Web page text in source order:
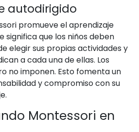
autodirigido
promueve el aprendizaje
significa que los niños deben
elegir sus propias actividades y
a cada una de ellas. Los
no imponen. Esto fomenta un
y compromiso con su
Montessori en